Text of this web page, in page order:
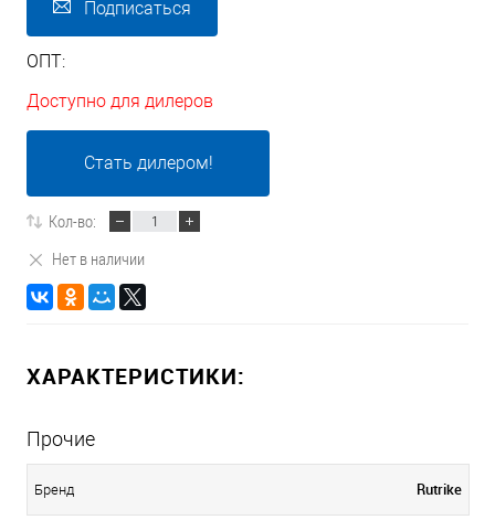
Подписаться
ОПТ:
Доступно для дилеров
Стать дилером!
Кол-во:
Нет в наличии
ХАРАКТЕРИСТИКИ:
Прочие
Бренд Rutrike